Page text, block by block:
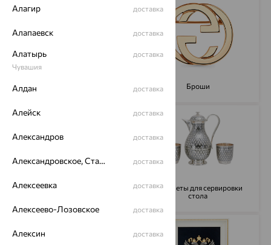
Броши
Предметы для сервировки
стола
Алагир доставка
Алапаевск доставка
Алатырь
Чувашия
доставка
Алдан доставка
Алейск доставка
Александров доставка
Александровское, Ставропольский край доставка
Алексеевка доставка
Алексеево-Лозовское доставка
Алексин доставка